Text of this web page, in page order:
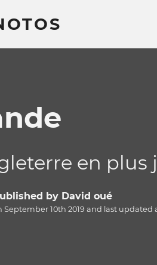
en
by David oué
September 10th 2019 and last updated